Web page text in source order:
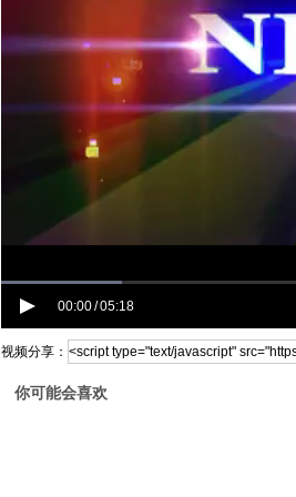
00:00/05:18
视频分享：
你可能会喜欢